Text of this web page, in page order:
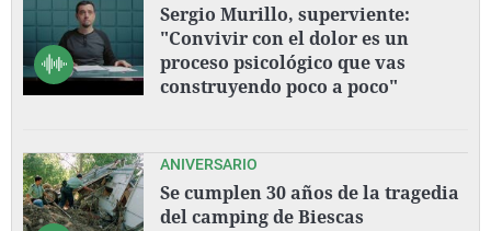
Sergio Murillo, superviente:
"Convivir con el dolor es un
proceso psicológico que vas
construyendo poco a poco"
ANIVERSARIO
Se cumplen 30 años de la tragedia
del camping de Biescas